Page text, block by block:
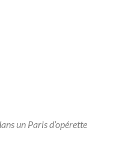
un Paris d’opérette